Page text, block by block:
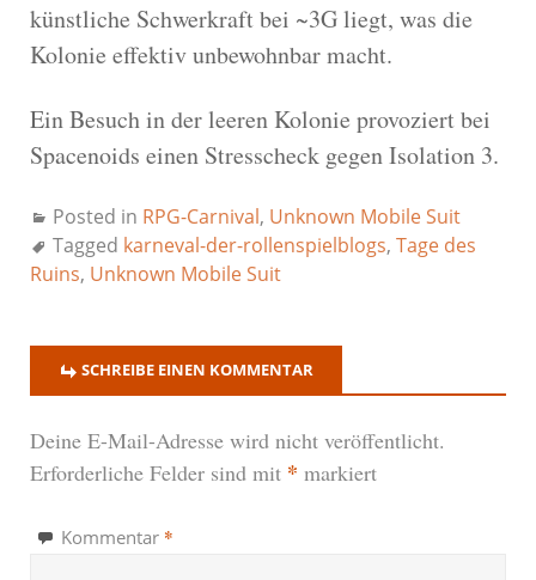
künstliche Schwerkraft bei ~3G liegt, was die
Kolonie effektiv unbewohnbar macht.
Ein Besuch in der leeren Kolonie provoziert bei
Spacenoids einen Stresscheck gegen Isolation 3.
Posted in RPG-Carnival, Unknown Mobile Suit
Tagged karneval-der-rollenspielblogs, Tage des
Ruins, Unknown Mobile Suit
SCHREIBE EINEN KOMMENTAR
Deine E-Mail-Adresse wird nicht veröffentlicht.
Erforderliche Felder sind mit * markiert
Kommentar *